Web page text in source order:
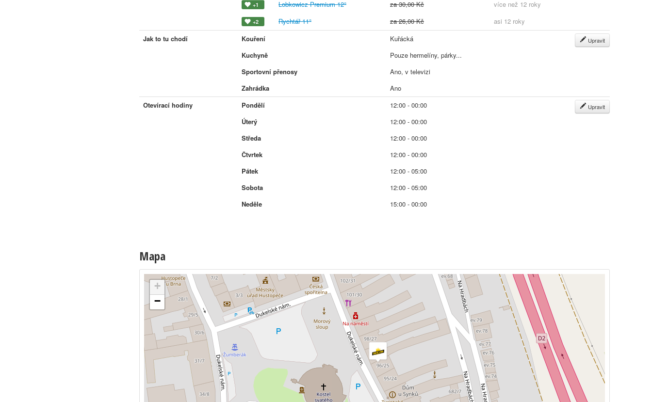
+1 Lobkowicz Premium 12° za 30,00 Kč více než 12 roky
+2 Rychtář 11° za 26,00 Kč
asi 12 roky
Jak to tu chodí
Upravit
Kouření
Kuřácká
Kuchyně
Pouze hermelíny, párky...
Sportovní přenosy
Ano, v televizi
Zahrádka
Ano
Otevírací hodiny
Upravit
Pondělí
12:00 - 00:00
Úterý
12:00 - 00:00
Středa
12:00 - 00:00
Čtvrtek
12:00 - 00:00
Pátek
12:00 - 05:00
Sobota
12:00 - 05:00
Neděle
15:00 - 00:00
Mapa
+
−